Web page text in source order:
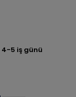
4-5 iş günü